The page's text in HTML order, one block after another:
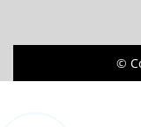
©